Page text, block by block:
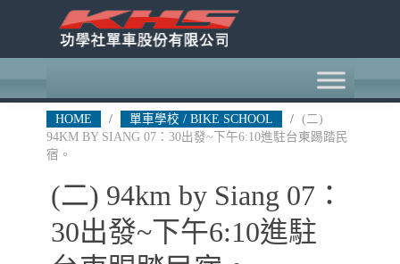
HOME / 單車學校 / BIKE SCHOOL /
(二)
94KM BY SIANG 07：30出發~下午6:10進駐台東踢踏民
宿。
(二) 94km by Siang 07：
30出發~下午6:10進駐